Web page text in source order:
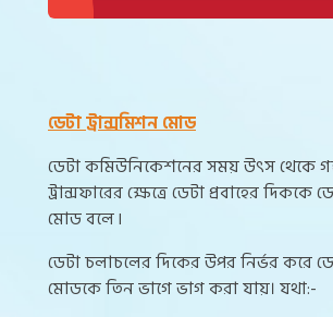
ডেটা ট্রান্সমিশন মোড
ডেটা কমিউনিকেশনের সময় উৎস থেকে
ট্রান্সফারের ক্ষেত্রে ডেটা প্রবাহের দিককে
মোড বলে ৷
ডেটা চলাচলের দিকের উপর নির্ভর করে
মোডকে তিন ভাগে ভাগ করা যায়। যথা:-